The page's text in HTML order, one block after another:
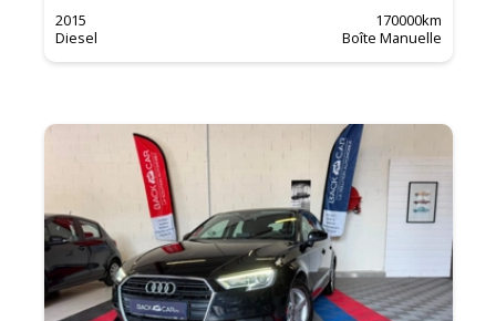
2015 170000km
Diesel
Boîte Manuelle